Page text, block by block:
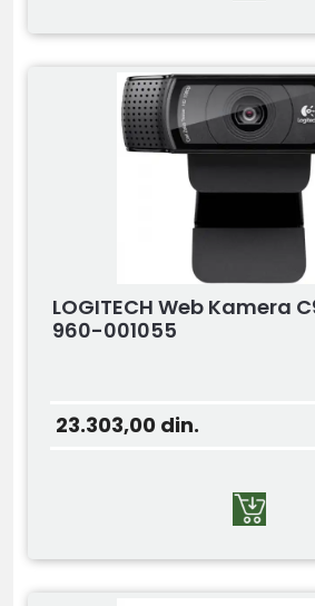
LOGITECH Web Kamera
960-001055
23.303,00 din.